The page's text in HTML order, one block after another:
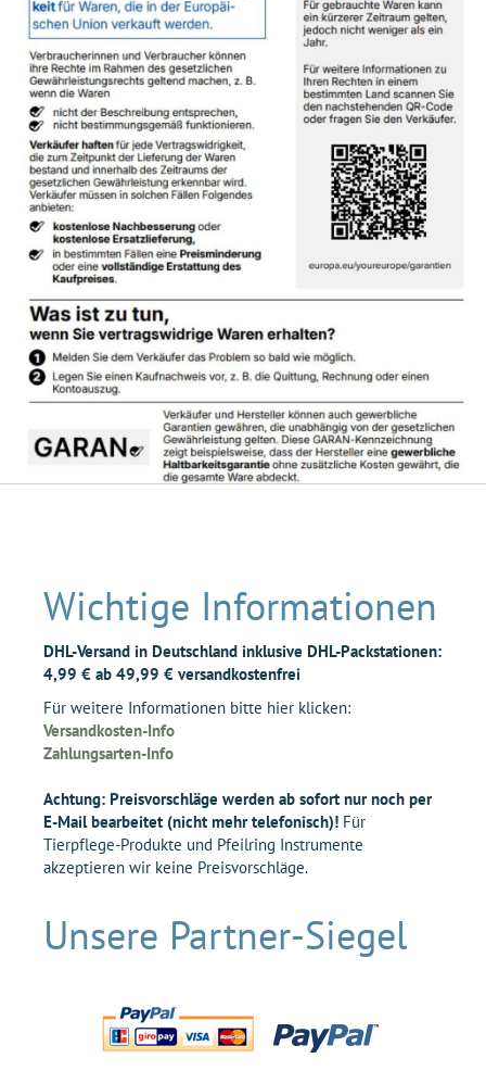
Wichtige Informationen
DHL-Versand in Deutschland inklusive DHL-Packstationen:
4,99 € ab 49,99 € versandkostenfrei
Für weitere Informationen bitte hier klicken:
Versandkosten-Info
Zahlungsarten-Info
Achtung: Preisvorschläge werden ab sofort nur noch per
E-Mail bearbeitet (nicht mehr telefonisch)! Für
Tierpflege-Produkte und Pfeilring Instrumente
akzeptieren wir keine Preisvorschläge.
Unsere Partner-Siegel